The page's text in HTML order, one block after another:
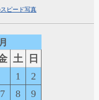
ピード写真
土
日
1
2
7 8
9